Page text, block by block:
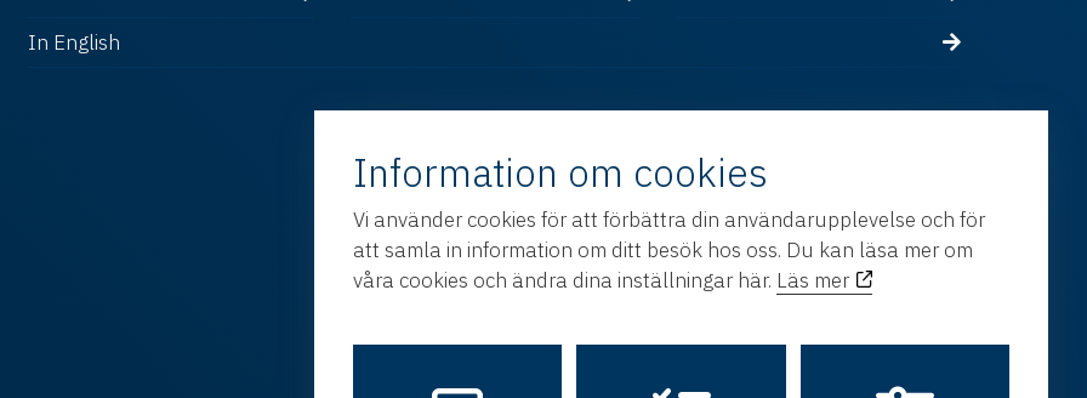
In English
Information om cookies
Vi använder cookies för att förbättra din användarupplevelse och för
att samla in information om ditt besök hos oss. Du kan läsa mer om
våra cookies och ändra dina inställningar här. Läs mer